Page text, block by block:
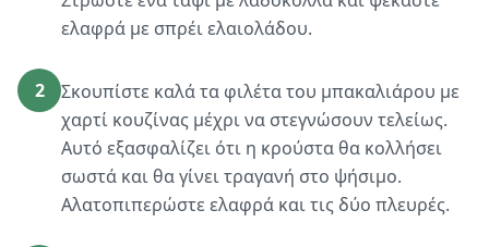
ελαφρά με σπρέι ελαιολάδου.
2
Σκουπίστε καλά τα φιλέτα του μπακαλιάρου με
χαρτί κουζίνας μέχρι να στεγνώσουν τελείως.
Αυτό εξασφαλίζει ότι η κρούστα θα κολλήσει
σωστά και θα γίνει τραγανή στο ψήσιμο.
Αλατοπιπερώστε ελαφρά και τις δύο πλευρές.